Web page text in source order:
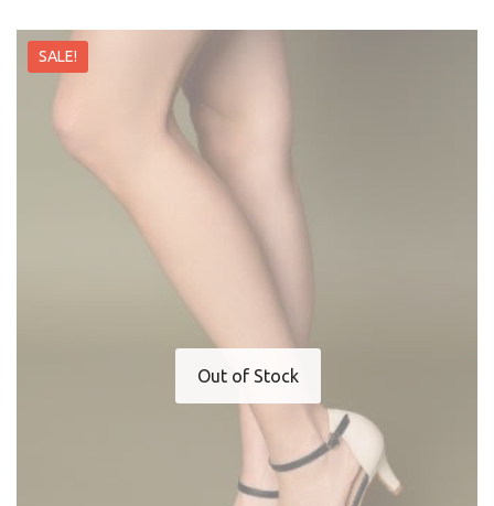
SALE!
Out of Stock